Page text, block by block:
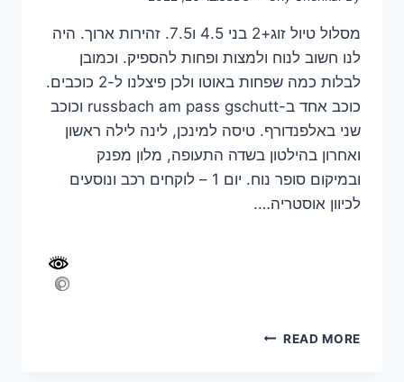
מסלול טיול זוג+2 בני 4.5 ו7.5. זהירות ארוך. היה
לנו חשוב לנוח ולמצות ופחות להספיק. וכמובן
לבלות כמה שפחות באוטו ולכן פיצלנו ל-2 כוכבים.
כוכב אחד ב-russbach am pass gschutt וכוכב
שני באלפנדורף. טיסה למינכן, לינה לילה ראשון
ואחרון בהילטון בשדה התעופה, מלון מפנק
ובמיקום סופר נוח. יום 1 – לוקחים רכב ונוסעים
לכיוון אוסטריה….
READ MORE
11